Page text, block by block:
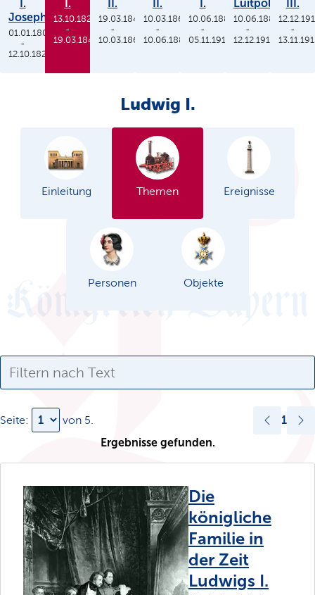
I.
Joseph
01.01.1806
-
12.10.1825
I.
13.10.1825
-
19.03.1848
II.
19.03.1848
-
10.03.1864
II.
10.03.1864
-
10.06.1886
I.
10.06.1886
-
05.11.1913
Luitpold
10.06.1886
-
12.12.1912
III.
-
Ludwig I.
Einleitung Themen Ereignisse
Personen Objekte
Seite: von 5.
1
Ergebnisse gefunden.
Die
königliche
Familie in
der Zeit
Ludwigs I.